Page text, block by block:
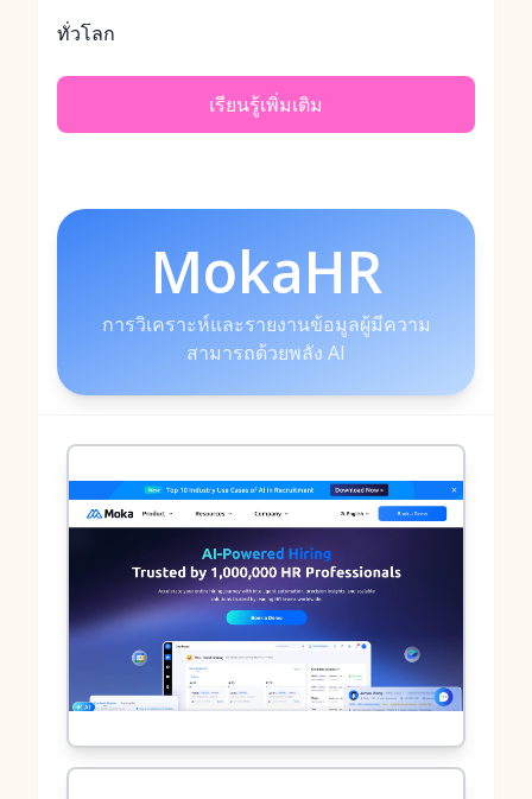
ทั่วโลก
เรียนรู้เพิ่มเติม
MokaHR
การวิเคราะห์และรายงานข้อมูลผู้มีความ
สามารถด้วยพลัง AI